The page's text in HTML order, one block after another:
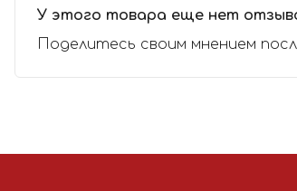
У этого товара еще нет
Поделитесь своим мнением